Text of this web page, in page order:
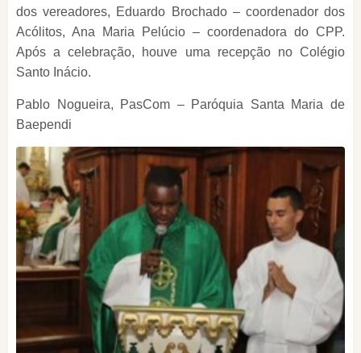
dos vereadores, Eduardo Brochado – coordenador dos
Acólitos, Ana Maria Pelúcio – coordenadora do CPP.
Após a celebração, houve uma recepção no Colégio
Santo Inácio.
Pablo Nogueira, PasCom – Paróquia Santa Maria de
Baependi